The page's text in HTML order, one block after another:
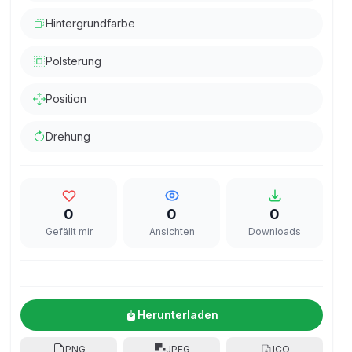
Hintergrundfarbe
Polsterung
Position
Drehung
0
Gefällt mir
0
Ansichten
0
Downloads
Herunterladen
PNG JPEG ICO